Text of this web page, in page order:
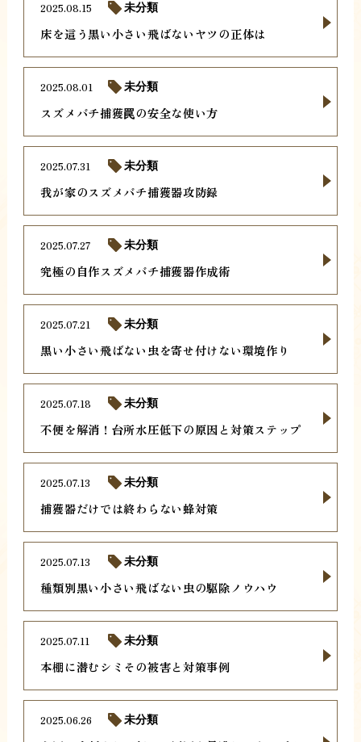
床を這う黒い小さい飛ばないヤツの正体は
2025.08.15 未分類
スズメバチ捕獲罠の安全な使い方
2025.08.01 未分類
我が家のスズメバチ捕獲器攻防録
2025.07.31 未分類
究極の自作スズメバチ捕獲器作成術
2025.07.27 未分類
黒い小さい飛ばない虫を寄せ付けない環境作り
2025.07.21 未分類
不便を解消！台所水圧低下の原因と対策ステップ
2025.07.18 未分類
捕獲器だけでは終わらない蜂対策
2025.07.13 未分類
種類別黒い小さい飛ばない虫の駆除ノウハウ
2025.07.13 未分類
本棚に潜むシミその被害と対策事例
2025.07.11 未分類
2025.06.26 未分類